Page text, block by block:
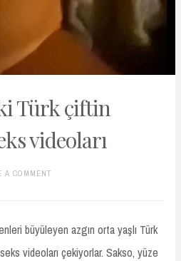
Türk çiftin
videoları
A COMMENT
büyüleyen azgın orta yaşlı Türk
videoları çekiyorlar. Sakso, yüze